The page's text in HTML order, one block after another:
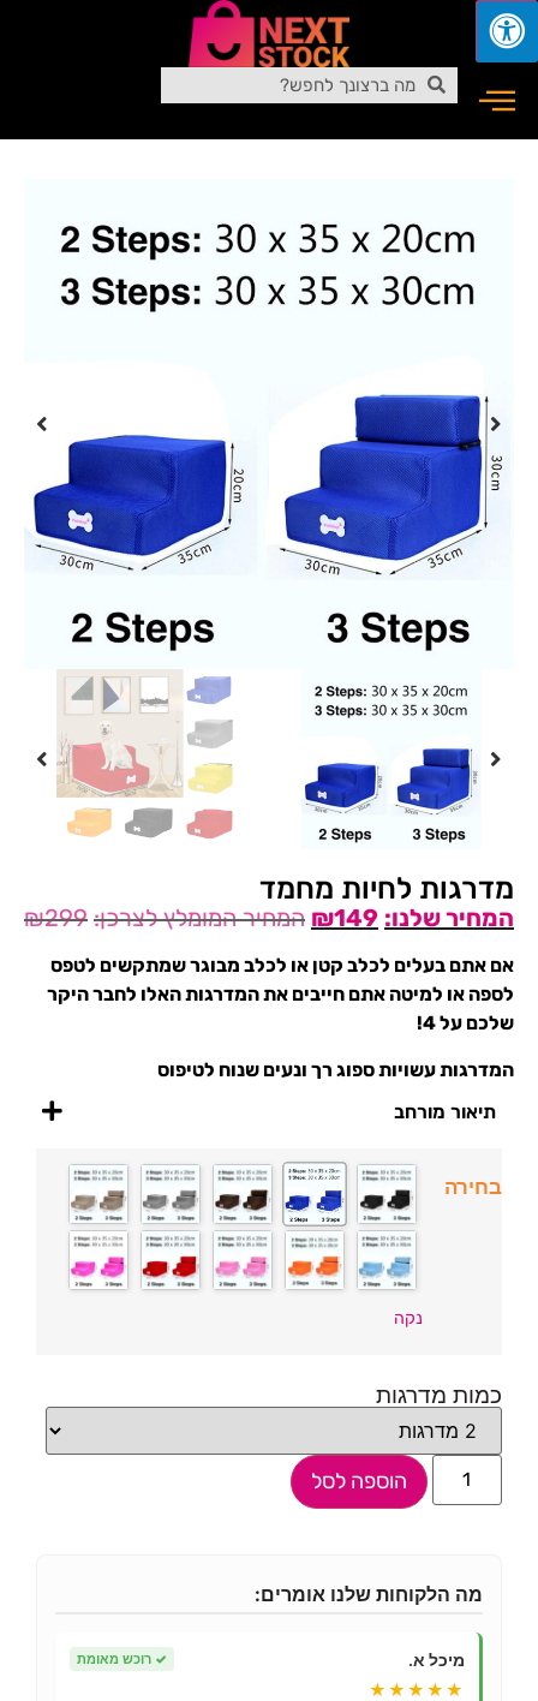
מדרגות לחיות מחמד
₪299 ₪149
אם אתם בעלים לכלב קטן או לכלב מבוגר שמתקשים לטפס
לספה או למיטה אתם חייבים את המדרגות האלו לחבר היקר
שלכם על 4!
המדרגות עשויות ספוג רך ונעים שנוח לטיפוס
תיאור מורחב
בחירה
נקה
כמות מדרגות
הוספה לסל
מה הלקוחות שלנו אומרים:
מיכל א. ✓ רוכש מאומת
★★★★★